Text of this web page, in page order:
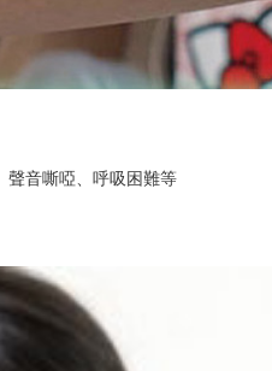
聲音嘶啞、呼吸困難等